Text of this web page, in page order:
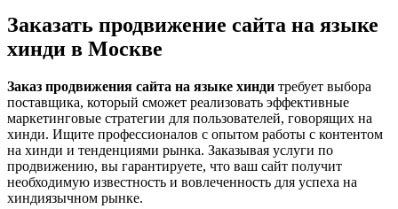
Заказать продвижение сайта на языке
хинди в Москве
Заказ продвижения сайта на языке хинди требует выбора
поставщика, который сможет реализовать эффективные
маркетинговые стратегии для пользователей, говорящих на
хинди. Ищите профессионалов с опытом работы с контентом
на хинди и тенденциями рынка. Заказывая услуги по
продвижению, вы гарантируете, что ваш сайт получит
необходимую известность и вовлеченность для успеха на
хиндиязычном рынке.